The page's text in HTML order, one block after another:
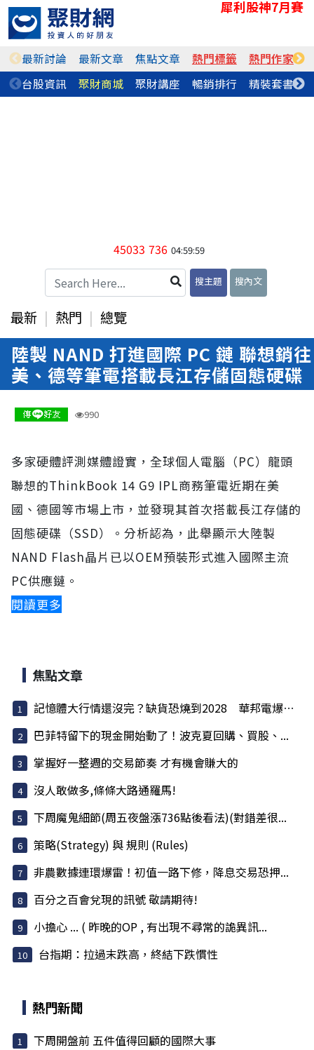
犀利股神7月賽
最新討論 最新文章 焦點文章 熱門標籤 熱門作家
台股資訊
聚財商城 聚財講座 暢銷排行 精裝套書
45033 736 04:59:59
搜主題 搜內文
最新 熱門 總覽
陸製 NAND 打進國際 PC 鏈 聯想銷往
美、德等筆電搭載長江存儲固態硬碟
990
多家硬體評測媒體證實，全球個人電腦（PC）龍頭
聯想的ThinkBook 14 G9 IPL商務筆電近期在美
國、德國等市場上市，並發現其首次搭載長江存儲的
固態硬碟（SSD）。分析認為，此舉顯示大陸製
NAND Flash晶片已以OEM預裝形式進入國際主流
PC供應鏈。
閱讀更多
焦點文章
記憶體大行情還沒完？缺貨恐燒到2028 華邦電爆量...
巴菲特留下的現金開始動了！波克夏回購、買股、...
掌握好一整週的交易節奏 才有機會賺大的
沒人敢做多,條條大路通羅馬!
下周魔鬼細節(周五夜盤漲736點後看法)(對錯差很...
策略(Strategy) 與 規則 (Rules)
非農數據連環爆雷！初值一路下修，降息交易恐押...
百分之百會兌現的訊號 敬請期待!
小擔心 ... ( 昨晚的OP , 有出現不尋常的詭異訊...
台指期：拉過末跌高，終結下跌慣性
熱門新聞
下周開盤前 五件值得回顧的國際大事